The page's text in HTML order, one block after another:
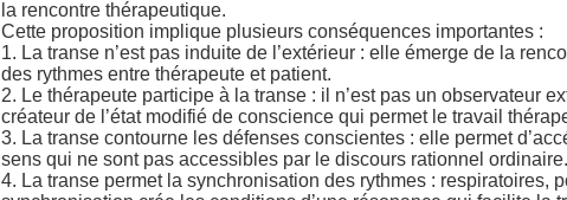
la rencontre thérapeutique.
Cette proposition implique plusieurs conséquences importantes :
1. La transe n’est pas induite de l’extérieur : elle émerge de la
des rythmes entre thérapeute et patient.
2. Le thérapeute participe à la transe : il n’est pas un observateur
créateur de l’état modifié de conscience qui permet le travail
3. La transe contourne les défenses conscientes : elle permet
sens qui ne sont pas accessibles par le discours rationnel ordinaire.
4. La transe permet la synchronisation des rythmes : respiratoires,